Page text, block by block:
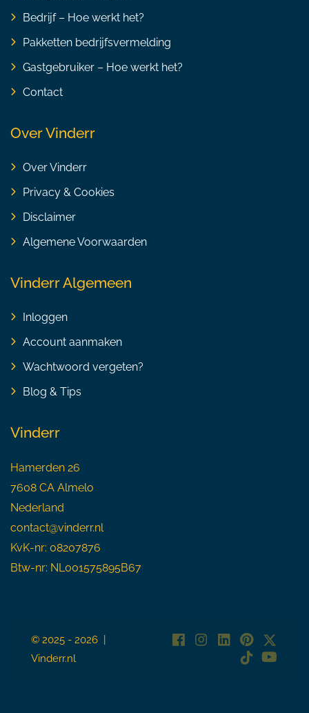
Bedrijf – Hoe werkt het?
Pakketten bedrijfsvermelding
Gastgebruiker – Hoe werkt het?
Contact
Over Vinderr
Over Vinderr
Privacy & Cookies
Disclaimer
Algemene Voorwaarden
Vinderr Algemeen
Inloggen
Account aanmaken
Wachtwoord vergeten?
Blog & Tips
Vinderr
Hamerden 26
7608 CA Almelo
Nederland
contact@vinderr.nl
KvK-nr: 08207876
Btw-nr: NL001575895B67
© 2025 - 2026 |
Vinderr.nl